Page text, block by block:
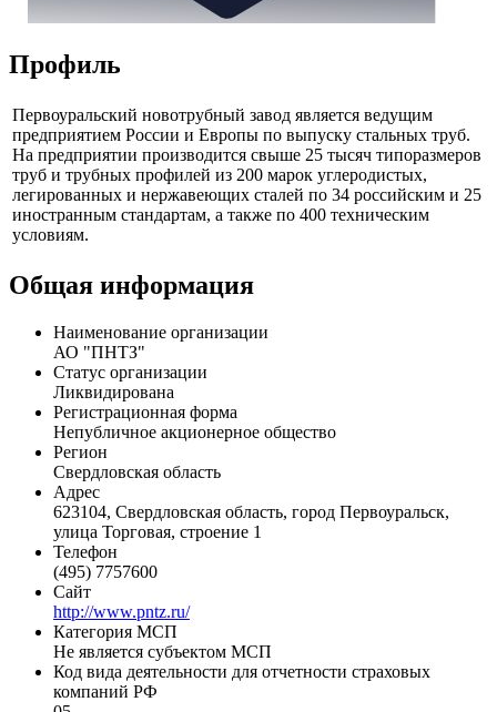
Профиль
Первоуральский новотрубный завод является ведущим
предприятием России и Европы по выпуску стальных труб.
На предприятии производится свыше 25 тысяч типоразмеров
труб и трубных профилей из 200 марок углеродистых,
легированных и нержавеющих сталей по 34 российским и 25
иностранным стандартам, а также по 400 техническим
Общая информация
Наименование организации
АО "ПНТЗ"
Статус организации
Ликвидирована
Регистрационная форма
Непубличное акционерное общество
Регион
Свердловская область
Адрес
623104, Свердловская область, город Первоуральск,
улица Торговая, строение 1
Телефон
(495) 7757600
Сайт
http://www.pntz.ru/
Категория МСП